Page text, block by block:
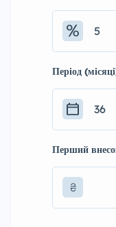
Період
Перший
₴